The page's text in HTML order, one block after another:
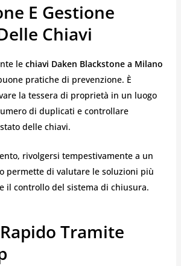
E Gestione
Chiavi
le chiavi Daken Blackstone a Milano
pratiche di prevenzione. È
la tessera di proprietà in un luogo
di duplicati e controllare
delle chiavi.
rivolgersi tempestivamente a un
permette di valutare le soluzioni più
il controllo del sistema di chiusura.
Tramite